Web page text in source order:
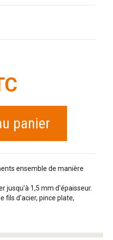
panier
ensemble de manière
jusqu'à 1,5 mm d'épaisseur.
fils d'acier, pince plate,